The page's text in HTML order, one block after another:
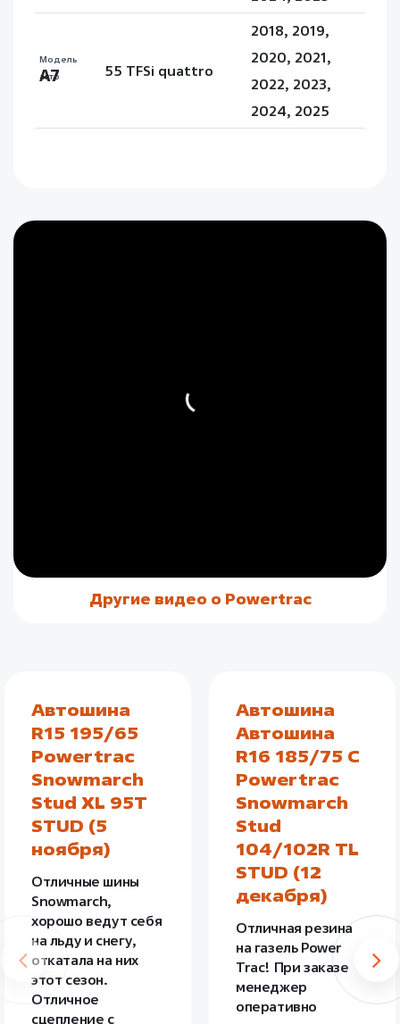
Модель
авто
A7 55 TFSi quattro
2018, 2019,
2020, 2021,
2022, 2023,
2024, 2025
Другие видео о Powertrac
Автошина
R15 195/65
Powertrac
Snowmarch
Stud XL 95T
STUD (5
ноября)
Отличные шины
Snowmarch,
хорошо ведут себя
на льду и снегу,
откатала на них
этот сезон.
Отличное
сцепление с
Автошина
Автошина
R16 185/75 C
Powertrac
Snowmarch
Stud
104/102R TL
STUD (12
декабря)
Отличная резина
на газель Power
Trac! При заказе
менеджер
оперативно